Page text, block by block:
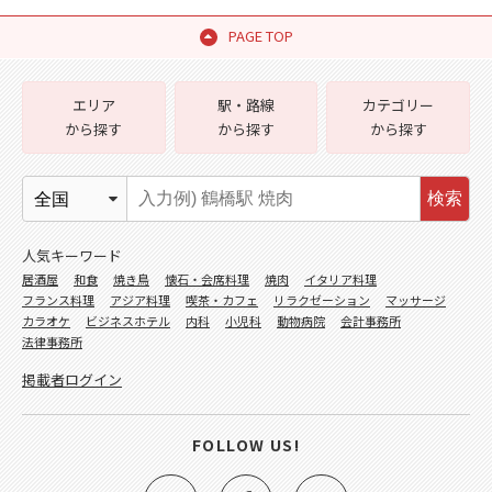
PAGE TOP
エリア
から探す
駅・路線
から探す
カテゴリー
から探す
検索
人気キーワード
居酒屋 和食 焼き鳥 懐石・会席料理 焼肉
イタリア料理
フランス料理
アジア料理 喫茶・カフェ リラクゼーション
マッサージ
カラオケ
ビジネスホテル 内科 小児科 動物病院
会計事務所
法律事務所
掲載者ログイン
FOLLOW US!